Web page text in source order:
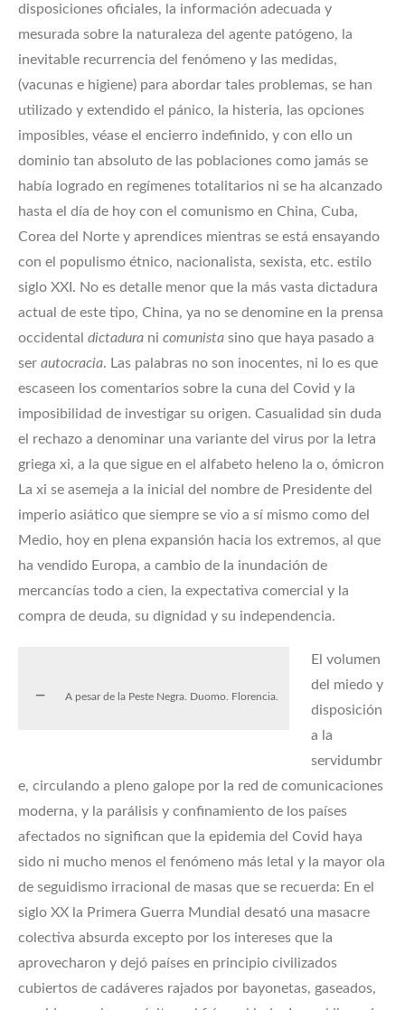
disposiciones oficiales, la información adecuada y
mesurada sobre la naturaleza del agente patógeno, la
inevitable recurrencia del fenómeno y las medidas,
(vacunas e higiene) para abordar tales problemas, se han
utilizado y extendido el pánico, la histeria, las opciones
imposibles, véase el encierro indefinido, y con ello un
dominio tan absoluto de las poblaciones como jamás se
había logrado en regímenes totalitarios ni se ha alcanzado
hasta el día de hoy con el comunismo en China, Cuba,
Corea del Norte y aprendices mientras se está ensayando
con el populismo étnico, nacionalista, sexista, etc. estilo
siglo XXI. No es detalle menor que la más vasta dictadura
actual de este tipo, China, ya no se denomine en la prensa
occidental dictadura ni comunista sino que haya pasado a
ser autocracia. Las palabras no son inocentes, ni lo es que
escaseen los comentarios sobre la cuna del Covid y la
imposibilidad de investigar su origen. Casualidad sin duda
el rechazo a denominar una variante del virus por la letra
griega xi, a la que sigue en el alfabeto heleno la o, ómicron
La xi se asemeja a la inicial del nombre de Presidente del
imperio asiático que siempre se vio a sí mismo como del
Medio, hoy en plena expansión hacia los extremos, al que
ha vendido Europa, a cambio de la inundación de
mercancías todo a cien, la expectativa comercial y la
compra de deuda, su dignidad y su independencia.
A pesar de la Peste Negra. Duomo. Florencia.
El volumen
del miedo y
disposición
a la
servidumbr
e, circulando a pleno galope por la red de comunicaciones
moderna, y la parálisis y confinamiento de los países
afectados no significan que la epidemia del Covid haya
sido ni mucho menos el fenómeno más letal y la mayor ola
de seguidismo irracional de masas que se recuerda: En el
siglo XX la Primera Guerra Mundial desató una masacre
colectiva absurda excepto por los intereses que la
aprovecharon y dejó países en principio civilizados
cubiertos de cadáveres rajados por bayonetas, gaseados,